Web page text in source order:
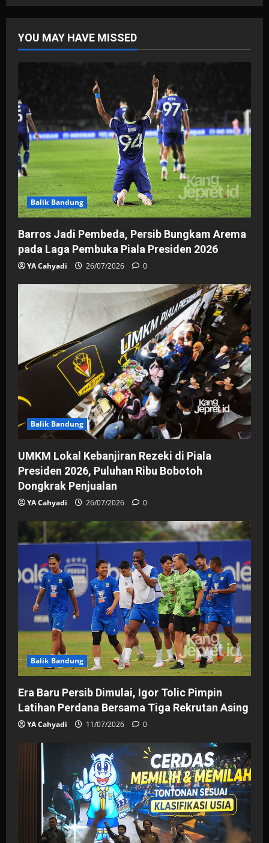
YOU MAY HAVE MISSED
Balik Bandung
Barros Jadi Pembeda, Persib Bungkam Arema
pada Laga Pembuka Piala Presiden 2026
YA Cahyadi 26/07/2026 0
Balik Bandung
UMKM Lokal Kebanjiran Rezeki di Piala
Presiden 2026, Puluhan Ribu Bobotoh
Dongkrak Penjualan
YA Cahyadi 26/07/2026 0
Balik Bandung
Era Baru Persib Dimulai, Igor Tolic Pimpin
Latihan Perdana Bersama Tiga Rekrutan Asing
YA Cahyadi 11/07/2026 0